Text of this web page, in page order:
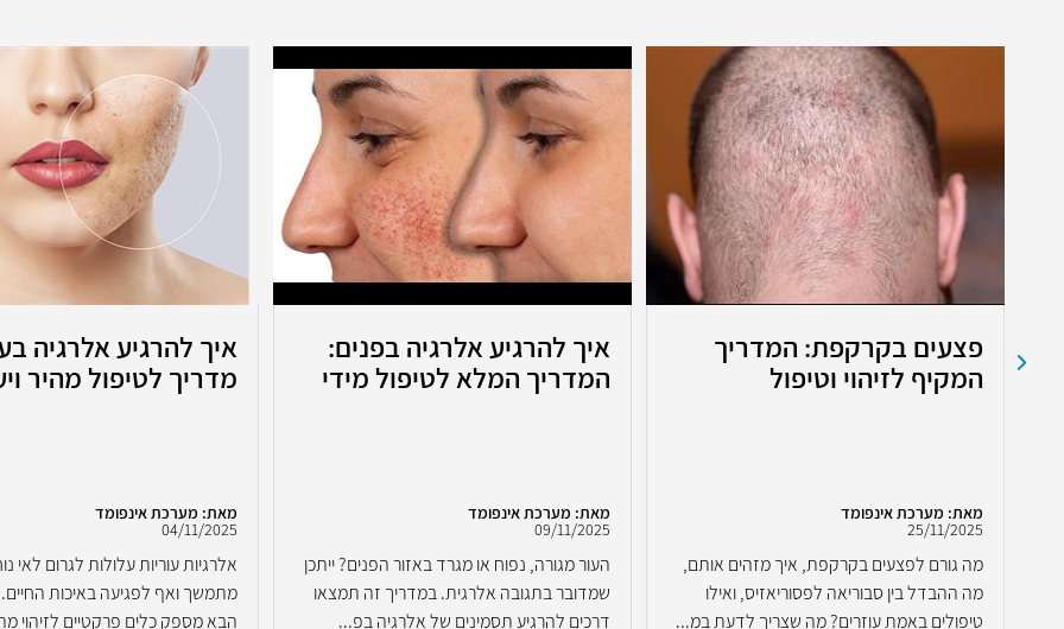
פצעים בקרקפת: המדריך
המקיף לזיהוי וטיפול
מאת: מערכת אינפומד
25/11/2025
מה גורם לפצעים בקרקפת, איך מזהים אותם,
מה ההבדל בין סבוריאה לפסוריאזיס, ואילו
טיפולים באמת עוזרים? מה שצריך לדעת במ...
איך להרגיע אלרגיה בפנים:
המדריך המלא לטיפול מידי
מאת: מערכת אינפומד
09/11/2025
העור מגורה, נפוח או מגרד באזור הפנים? ייתכן
שמדובר בתגובה אלרגית. במדריך זה תמצאו
דרכים להרגיע תסמינים של אלרגיה בפ...
איך להרגיע אלרגיה
מדריך לטיפול מהיר
מאת: מערכת אינפומד
04/11/2025
אלרגיות עוריות עלולות לגרום לאי
מתמשך ואף לפגיעה באיכות
הבא מספק כלים פרקטיים לזיהוי